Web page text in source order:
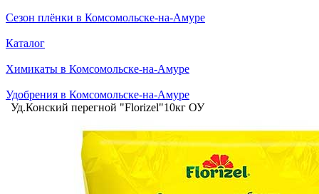
Сезон плёнки в Комсомольске-на-Амуре
Каталог
Химикаты в Комсомольске-на-Амуре
Удобрения в Комсомольске-на-Амуре
Уд.Конский перегной "Florizel"10кг ОУ